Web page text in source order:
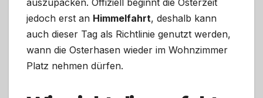
jedoch erst an Himmelfahrt, deshalb kann
auch dieser Tag als Richtlinie genutzt werden,
wann die Osterhasen wieder im Wohnzimmer
Platz nehmen dürfen.